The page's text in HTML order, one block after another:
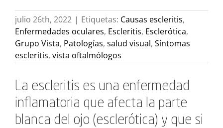
julio 26th, 2022 | Etiquetas: Causas escleritis,
Enfermedades oculares, Escleritis, Esclerótica,
Grupo Vista, Patologías, salud visual, Síntomas
escleritis, vista oftalmólogos
La escleritis es una enfermedad
inflamatoria que afecta la parte
blanca del ojo (esclerótica) y que si